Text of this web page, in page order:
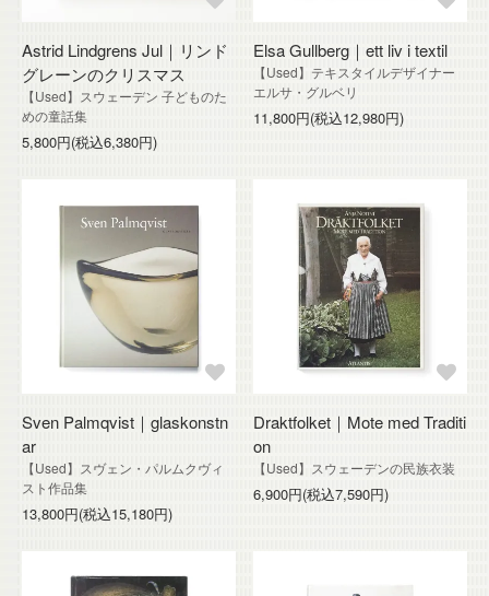
Astrid Lindgrens Jul｜リンド
グレーンのクリスマス
【Used】スウェーデン 子どものた
めの童話集
5,800円(税込6,380円)
Elsa Gullberg｜ett liv i textil
【Used】テキスタイルデザイナー
エルサ・グルベリ
11,800円(税込12,980円)
Sven Palmqvist｜glaskonstn
ar
【Used】スヴェン・パルムクヴィ
スト作品集
13,800円(税込15,180円)
Draktfolket｜Mote med Traditi
on
【Used】スウェーデンの民族衣装
6,900円(税込7,590円)